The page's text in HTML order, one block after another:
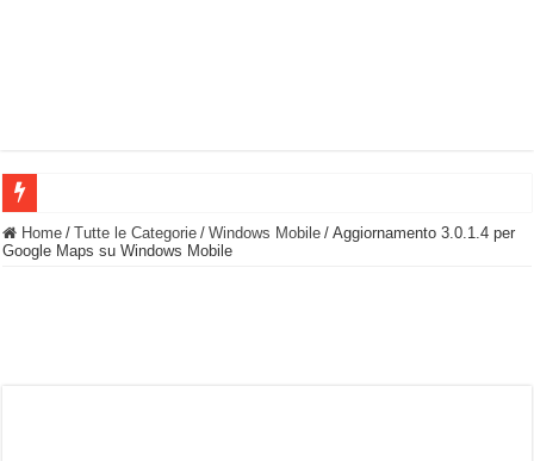
BASTA FATICARE! Questo robot tagliaerba lo appoggi e fa tutto lui! (Senza
Home / Tutte le Categorie / Windows Mobile / Aggiornamento 3.0.1.4 per
Google Maps su Windows Mobile